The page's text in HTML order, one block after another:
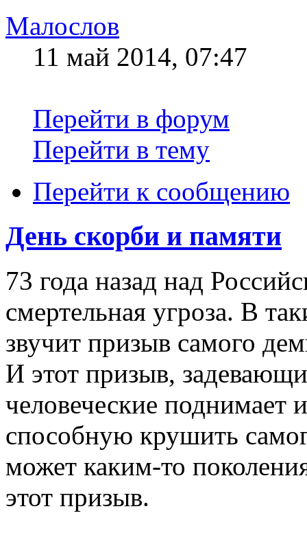
Малослов
11 май 2014, 07:47
Перейти в форум
Перейти в тему
Перейти к сообщению
День скорби и памяти
73 года назад над
смертельная угроза. В
звучит призыв самого
И этот призыв,
человеческие
способную крушить
может каким-то
этот призыв.